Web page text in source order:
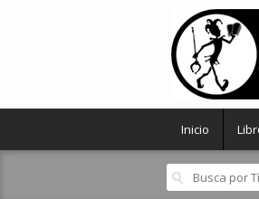
Inicio